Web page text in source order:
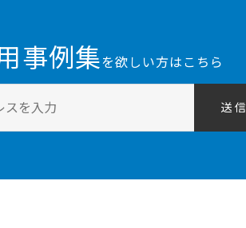
事例集を欲しい方はこちら
送 信